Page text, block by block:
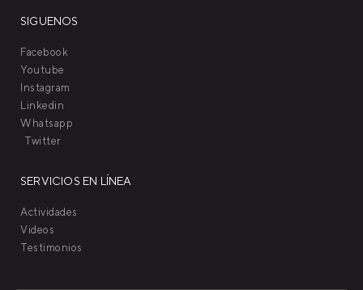
SIGUENOS
Facebook
Youtube
Instagram
Linkedin
Whatsapp
Twitter
SERVICIOS EN LÍNEA
Actividades
Videos
Testimonios